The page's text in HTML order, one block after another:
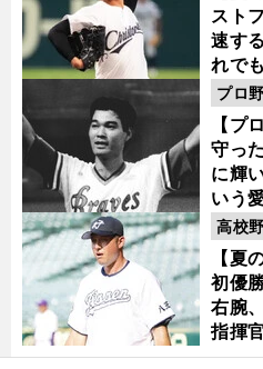
スト
速す
れで
選ぶ
【プ
守っ
に輝
いう
け？
プロ
【夏
初優
右腕
指揮
代
高校